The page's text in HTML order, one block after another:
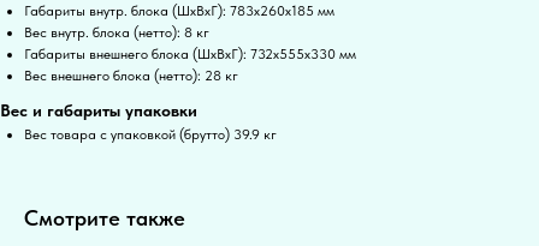
Габариты внутр. блока (ШхВхГ): 783х260х185 мм
Вес внутр. блока (нетто): 8 кг
Габариты внешнего блока (ШхВхГ): 732х555х330 мм
Вес внешнего блока (нетто): 28 кг
Вес и габариты упаковки
Вес товара с упаковкой (брутто) 39.9 кг
Смотрите также